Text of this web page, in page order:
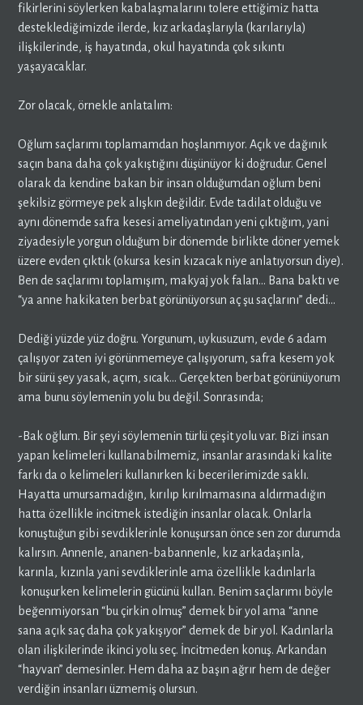
fikirlerini söylerken kabalaşmalarını tolere ettiğimiz hatta
desteklediğimizde ilerde, kız arkadaşlarıyla (karılarıyla)
ilişkilerinde, iş hayatında, okul hayatında çok sıkıntı
yaşayacaklar.
Zor olacak, örnekle anlatalım:
Oğlum saçlarımı toplamamdan hoşlanmıyor. Açık ve dağınık
saçın bana daha çok yakıştığını düşünüyor ki doğrudur. Genel
olarak da kendine bakan bir insan olduğumdan oğlum beni
şekilsiz görmeye pek alışkın değildir. Evde tadilat olduğu ve
aynı dönemde safra kesesi ameliyatından yeni çıktığım, yani
ziyadesiyle yorgun olduğum bir dönemde birlikte döner yemek
üzere evden çıktık (okursa kesin kızacak niye anlatıyorsun diye).
Ben de saçlarımı toplamışım, makyaj yok falan… Bana baktı ve
“ya anne hakikaten berbat görünüyorsun aç şu saçlarını” dedi…
Dediği yüzde yüz doğru. Yorgunum, uykusuzum, evde 6 adam
çalışıyor zaten iyi görünmemeye çalışıyorum, safra kesem yok
bir sürü şey yasak, açım, sıcak… Gerçekten berbat görünüyorum
ama bunu söylemenin yolu bu değil. Sonrasında;
-Bak oğlum. Bir şeyi söylemenin türlü çeşit yolu var. Bizi insan
yapan kelimeleri kullanabilmemiz, insanlar arasındaki kalite
farkı da o kelimeleri kullanırken ki becerilerimizde saklı.
Hayatta umursamadığın, kırılıp kırılmamasına aldırmadığın
hatta özellikle incitmek istediğin insanlar olacak. Onlarla
konuştuğun gibi sevdiklerinle konuşursan önce sen zor durumda
kalırsın. Annenle, ananen-babannenle, kız arkadaşınla,
karınla, kızınla yani sevdiklerinle ama özellikle kadınlarla
konuşurken kelimelerin gücünü kullan. Benim saçlarımı böyle
beğenmiyorsan “bu çirkin olmuş” demek bir yol ama “anne
sana açık saç daha çok yakışıyor” demek de bir yol. Kadınlarla
olan ilişkilerinde ikinci yolu seç. İncitmeden konuş. Arkandan
“hayvan” demesinler. Hem daha az başın ağrır hem de değer
verdiğin insanları üzmemiş olursun.